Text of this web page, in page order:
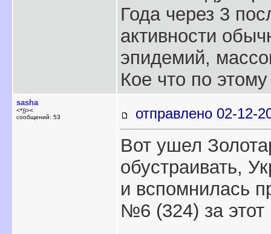
Года через 3
активности
эпидемий,
Кое что по
sasha
<*))><
сообщений: 53
отправлено 02-12-
Вот ушел
обустраивать,
и вспомнилась
№6 (324) за этот